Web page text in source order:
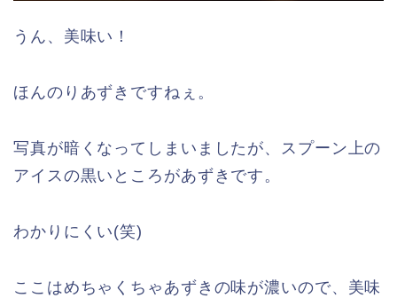
うん、美味い！
ほんのりあずきですねぇ。
写真が暗くなってしまいましたが、スプーン上の
アイスの黒いところがあずきです。
わかりにくい(笑)
ここはめちゃくちゃあずきの味が濃いので、美味